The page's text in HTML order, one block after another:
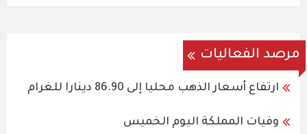
مرصد الفعاليات
ارتفاع أسعار الذهب محليا إلى 86.90 دينارا للغرام
وفيات المملكة اليوم الخميس